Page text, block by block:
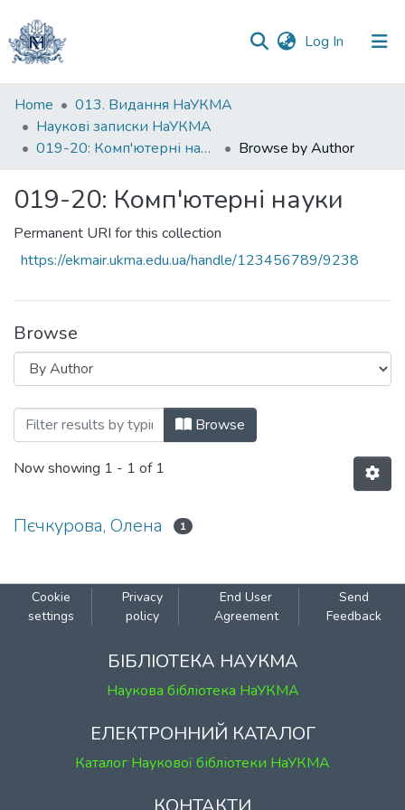
Log In (current)
Communities
&
Collections
Home
013. Видання НаУКМА
Наукові записки НаУКМА
019-20: Комп'ютерні науки
Browse by Author
019-20: Комп'ютерні науки
Permanent URI for this collection
https://ekmair.ukma.edu.ua/handle/123456789/9238
Browse
Browsing 019-20: Комп'ютерні науки
Browse
Now showing 1 - 1 of 1
Пєчкурова, Олена 1
Cookie
settings
Privacy
policy
End User
Agreement
Send
Feedback
БІБЛІОТЕКА НАУКМА
Наукова бібліотека НаУКМА
ЕЛЕКТРОННИЙ КАТАЛОГ
Каталог Наукової бібліотеки НаУКМА